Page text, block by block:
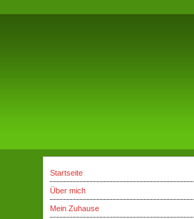
Startseite
Über mich
Mein Zuhause